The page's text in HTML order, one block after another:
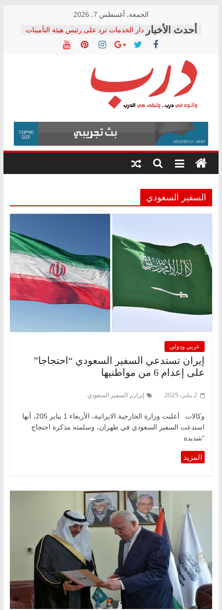
content
الجمعة, أغسطس 7, 2026
دار الخدمات ترد على رئيس هيئة التأمينات
بعد مؤتمره الصحفي: إنكار الأزمة لا ينهي
معاناة أصحاب المعاشات.. ونطالب بكشف
فرحات سليمان يكتب: القطاع الصحي إلى
أين؟
حزب التحالف الشعبي يطلق لجنة “الحق
في الصحة” بالإسكندرية لرصد الانتهاكات
ودعم المرضى
الوزاري لمدينة الصحفيين.. وانتهاء أعمال
إنشاء المبنى الإداري
المجلس القومي لحقوق الإنسان يعلن
متابعة قضية الدكتور محمد زهران.. ويؤكد:
قرينة البراءة وضمانات المحاكمة العادلة
درب
وأتوه
درب..
وتبقى
هي
السفير السعودي
عربي ودولي
إيران تستدعي السفير السعودي “احتجاجا”
على إعدام 6 من مواطنيها
2 يناير، 2025 إيران, السفير السعودي
وكالات أعلنت وزارة الخارجية الايرانية، الأربعاء 1 يناير 205، أنها
استدعت السفير السعودي في طهران، وسلمته مذكرة احتجاج
“شديدة